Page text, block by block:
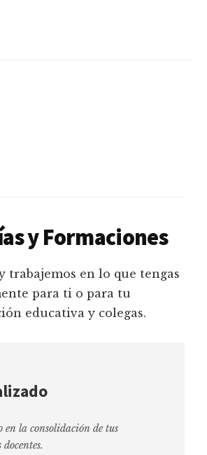
y Formaciones
trabajemos en lo que tengas
para ti o para tu
educativa y colegas.
en la consolidación de tus